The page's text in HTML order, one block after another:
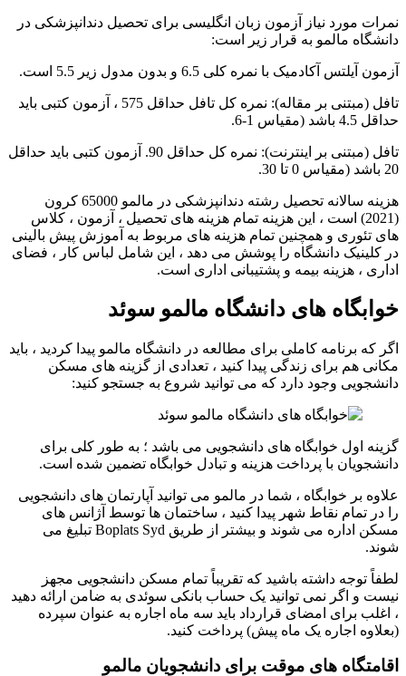
نمرات مورد نیاز آزمون زبان انگلیسی برای تحصیل دندانپزشکی در
دانشگاه مالمو به قرار زیر است:
آزمون آیلتس آکادمیک با نمره کلی 6.5 و بدون مدول زیر 5.5 است.
تافل (مبتنی بر مقاله): نمره کل تافل حداقل 575 ، آزمون کتبی باید
حداقل 4.5 باشد (مقیاس 1-6.
تافل (مبتنی بر اینترنت): نمره کل حداقل 90. آزمون کتبی باید حداقل
20 باشد (مقیاس 0 تا 30.
هزینه سالانه تحصیل رشته دندانپزشکی در مالمو 65000 کرون
(2021) است ، این هزینه تمام هزینه های تحصیل ، آزمون ، کلاس
های تئوری و همچنین تمام هزینه های مربوط به آموزش پیش بالینی
در کلینیک دانشگاه را پوشش می دهد ، این شامل لباس کار ، فضای
اداری ، هزینه بیمه و پشتیبانی اداری است.
خوابگاه های دانشگاه مالمو سوئد
اگر که برنامه کاملی برای مطالعه در دانشگاه مالمو پیدا کردید ، باید
مکانی هم برای زندگی پیدا کنید ، تعدادی از گزینه های مسکن
دانشجویی وجود دارد که می توانید شروع به جستجو کنید:
گزینه اول خوابگاه های دانشجویی می باشد ؛ به طور کلی برای
دانشجویان با پرداخت هزینه و تبادل خوابگاه تضمین شده است.
علاوه بر خوابگاه ، شما در مالمو می توانید آپارتمان های دانشجویی
را در تمام نقاط شهر پیدا کنید ، ساختمان ها توسط آژانس های
مسکن اداره می شوند و بیشتر از طریق Boplats Syd تبلیغ می
شوند.
لطفاً توجه داشته باشید که تقریباً تمام مسکن دانشجویی مجهز
نیست و اگر نمی توانید یک حساب بانکی سوئدی به ضامن ارائه دهید
، اغلب برای امضای قرارداد باید سه ماه اجاره به عنوان سپرده
(بعلاوه اجاره یک ماه پیش) پرداخت کنید.
اقامتگاه های موقت برای دانشجویان مالمو